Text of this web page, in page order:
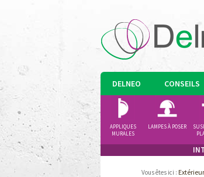
DELNEO CONSEILS
APPLIQUES
MURALES
LAMPES À POSER
Vous êtes ici : Extérieur